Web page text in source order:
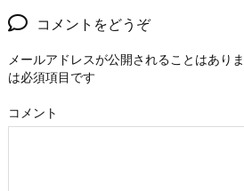
コメントをどうぞ
メールアドレスが公開されることはありま
は必須項目です
コメント